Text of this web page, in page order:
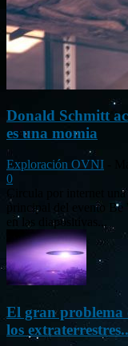
Donald Schmitt
es una momia
Exploración OVNI
0
Circula por internet
principal del evento Be
en las diapositivas...
El gran problema
los